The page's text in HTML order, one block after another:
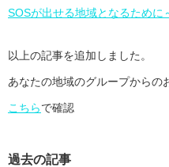
SOSが出せる地域となるために
以上の記事を追加しました。
あなたの地域のグループからの
こちらで確認
過去の記事